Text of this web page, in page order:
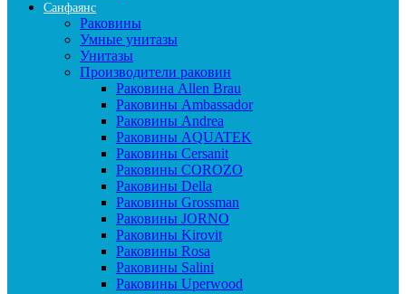
Санфаянс
Раковины
Умные унитазы
Унитазы
Производители раковин
Раковина Allen Brau
Раковины Ambassador
Раковины Andrea
Раковины AQUATEK
Раковины Cersanit
Раковины COROZO
Раковины Della
Раковины Grossman
Раковины JORNO
Раковины Kirovit
Раковины Rosa
Раковины Salini
Раковины Uperwood